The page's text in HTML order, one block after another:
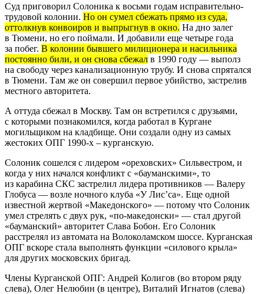
Суд приговорил Солоника к восьми годам исправительно-
трудовой колонии. Но он сумел сбежать прямо из суда,
оттолкнув конвоиров и выпрыгнув в окно. На дно залег
в Тюмени, но его поймали. И добавили еще четыре года
за побег. В колонии бывшего милиционера и насильника
постоянно били, и он снова сбежал в 1990 году — выполз
на свободу через канализационную трубу. И снова спрятался
в Тюмени. Там же он совершил первое убийство, застрелив
местного авторитета.
А оттуда сбежал в Москву. Там он встретился с друзьями,
с которыми познакомился, когда работал в Кургане
могильщиком на кладбище. Они создали одну из самых
жестоких ОПГ 1990-х – курганскую.
Солоник сошелся с лидером «ореховских» Сильвестром, и
когда у них начался конфликт с «бауманскими», то
из карабина СКС застрелил лидера противников — Валеру
Глобуса — возле ночного клуба «У Лис’са». Еще одной
известной жертвой «Македонского» — потому что Солоник
умел стрелять с двух рук, «по-македонски» — стал другой
«бауманский» авторитет Слава Бобон. Его Солоник
расстрелял из автомата на Волоколамском шоссе. Курганская
ОПГ вскоре стала выполнять функции «силового крыла»
для других московских бригад.
Члены Курганской ОПГ: Андрей Колигов (во втором ряду
слева), Олег Нелюбин (в центре), Виталий Игнатов (слева)